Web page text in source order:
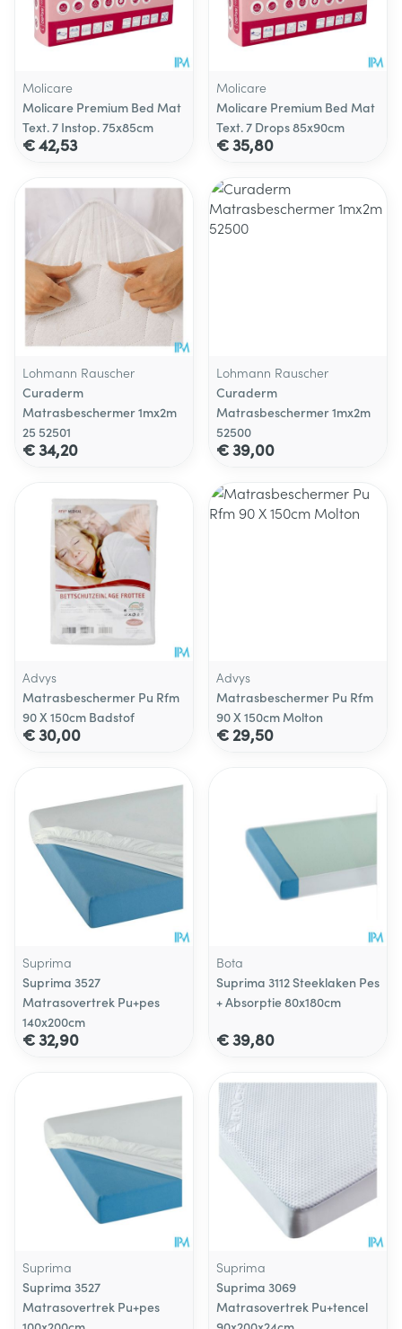
Molicare
Molicare Premium Bed Mat
Text. 7 Instop. 75x85cm
€ 42,53
Molicare
Molicare Premium Bed Mat
Text. 7 Drops 85x90cm
€ 35,80
Lohmann Rauscher
Curaderm
Matrasbeschermer 1mx2m
25 52501
€ 34,20
Lohmann Rauscher
Curaderm
Matrasbeschermer 1mx2m
52500
€ 39,00
Advys
Matrasbeschermer Pu Rfm
90 X 150cm Badstof
€ 30,00
Advys
Matrasbeschermer Pu Rfm
90 X 150cm Molton
€ 29,50
Suprima
Suprima 3527
Matrasovertrek Pu+pes
140x200cm
€ 32,90
Bota
Suprima 3112 Steeklaken Pes
+ Absorptie 80x180cm
€ 39,80
Suprima
Suprima 3527
Matrasovertrek Pu+pes
Suprima
Suprima 3069
Matrasovertrek Pu+tencel